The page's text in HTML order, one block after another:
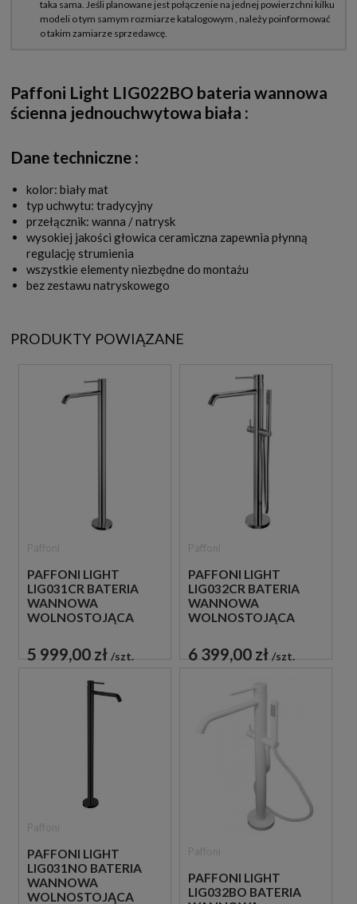
Paffoni Light LIG022BO bateria wannowa
ścienna jednouchwytowa biała :
Dane techniczne :
kolor: biały mat
typ uchwytu: tradycyjny
przełącznik: wanna / natrysk
wysokiej jakości głowica ceramiczna zapewnia płynną
regulację strumienia
wszystkie elementy niezbędne do montażu
bez zestawu natryskowego
PRODUKTY POWIĄZANE
PAFFONI LIGHT
LIG031CR BATERIA
WANNOWA
WOLNOSTOJĄCA
5 999,00 zł szt.
PAFFONI LIGHT
LIG032CR BATERIA
WANNOWA
WOLNOSTOJĄCA
6 399,00 zł szt.
PAFFONI LIGHT
LIG031NO BATERIA
WANNOWA
WOLNOSTOJĄCA
PAFFONI LIGHT
LIG032BO BATERIA